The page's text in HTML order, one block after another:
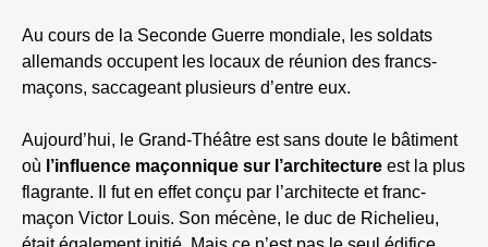
Au cours de la Seconde Guerre mondiale, les soldats
allemands occupent les locaux de réunion des francs-
maçons, saccageant plusieurs d’entre eux.
Aujourd’hui, le Grand-Théâtre est sans doute le bâtiment
où l’influence maçonnique sur l’architecture est la plus
flagrante. Il fut en effet conçu par l’architecte et franc-
maçon Victor Louis. Son mécène, le duc de Richelieu,